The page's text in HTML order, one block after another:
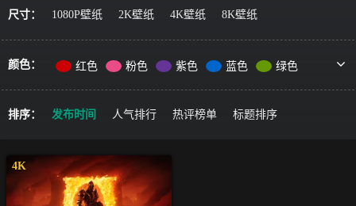
艺术绘画
宇宙星空 军事科技
简约主义
尺寸： 1080P壁纸 2K壁纸 4K壁纸 8K壁纸
颜色： 红色 粉色 紫色 蓝色
绿色
黄色
橙色 棕色 灰色
黑色
彩色
排序： 发布时间 人气排行 热评榜单 标题排序
4K